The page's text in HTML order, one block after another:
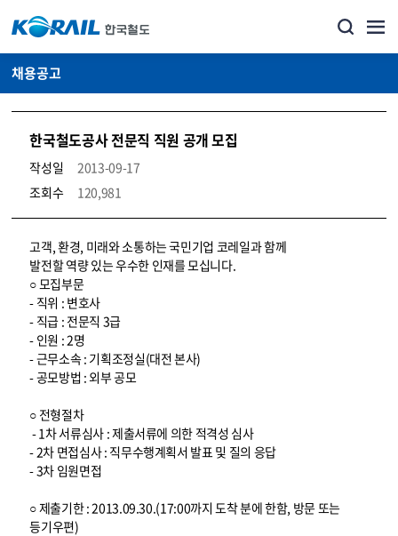
채용공고
한국철도공사 전문직 직원 공개 모집
작성일
2013-09-17
조회수
120,981
코레일소개_경영공시_채용공고 상세보기 – 내용, 파일, 담당자 연락처로 구성
고객, 환경, 미래와 소통하는 국민기업 코레일과 함께
발전할 역량 있는 우수한 인재를 모십니다.
○ 모집부문
- 직위 : 변호사
- 직급 : 전문직 3급
- 인원 : 2명
- 근무소속 : 기획조정실(대전 본사)
- 공모방법 : 외부 공모
○ 전형절차
- 1차 서류심사 : 제출서류에 의한 적격성 심사
- 2차 면접심사 : 직무수행계획서 발표 및 질의 응답
- 3차 임원면접
○ 제출기한 : 2013.09.30.(17:00까지 도착 분에 한함, 방문 또는
등기우편)